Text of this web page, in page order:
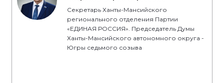
Секретарь Ханты-Мансийского
регионального отделения Партии
«ЕДИНАЯ РОССИЯ». Председатель Думы
Ханты-Мансийского автономного округа -
Югры седьмого созыва